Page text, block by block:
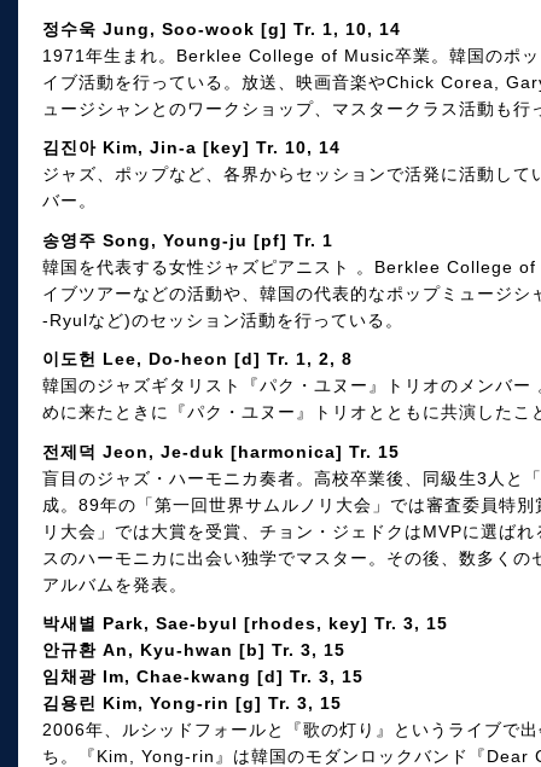
정수욱 Jung, Soo-wook [g] Tr. 1, 10, 14
1971年生まれ。Berklee College of Music卒業。韓国のポ
イブ活動を行っている。放送、映画音楽やChick Corea,
ュージシャンとのワークショップ、マスタークラス活動も行
김진아 Kim, Jin-a [key] Tr. 10, 14
ジャズ、ポップなど、各界からセッションで活発に活動し
バー。
송영주 Song, Young-ju [pf] Tr. 1
韓国を代表する女性ジャズピアニスト 。Berklee College
イブツアーなどの活動や、韓国の代表的なポップミュージ
-Ryulなど)のセッション活動を行っている。
이도헌 Lee, Do-heon [d] Tr. 1, 2, 8
韓国のジャズギタリスト『パク・ユヌー』トリオのメンバ
めに来たときに『パク・ユヌー』トリオとともに共演したこ
전제덕 Jeon, Je-duk [harmonica] Tr. 15
盲目のジャズ・ハーモニカ奏者。高校卒業後、同級生3人と
成。89年の「第一回世界サムルノリ大会」では審査委員特
リ大会」では大賞を受賞、チョン・ジェドクはMVPに選ば
スのハーモニカに出会い独学でマスター。その後、数多く
アルバムを発表。
박새별 Park, Sae-byul [rhodes, key] Tr. 3, 15
안규환 An, Kyu-hwan [b] Tr. 3, 15
임채광 Im, Chae-kwang [d] Tr. 3, 15
김용린 Kim, Yong-rin [g] Tr. 3, 15
2006年、ルシッドフォールと『歌の灯り』というライブで
ち。『Kim, Yong-rin』は韓国のモダンロックバンド『